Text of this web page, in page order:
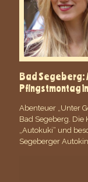
Bad Segeberg:
Pfingstmontag
Abenteuer „Unter
Bad Segeberg. Die
„Autokuki“ und
Segeberger